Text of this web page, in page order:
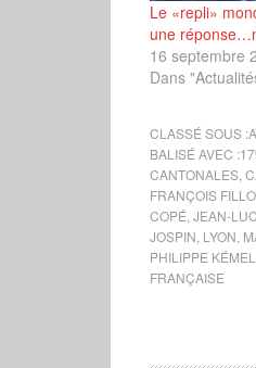
Le «repli»
une
16 septembre
Dans
CLASSÉ SOUS :
BALISÉ AVEC :
CANTONALES
FRANÇOIS
COPÉ JEAN-
JOSPIN LYON
PHILIPPE KÉMEL
FRANÇAISE